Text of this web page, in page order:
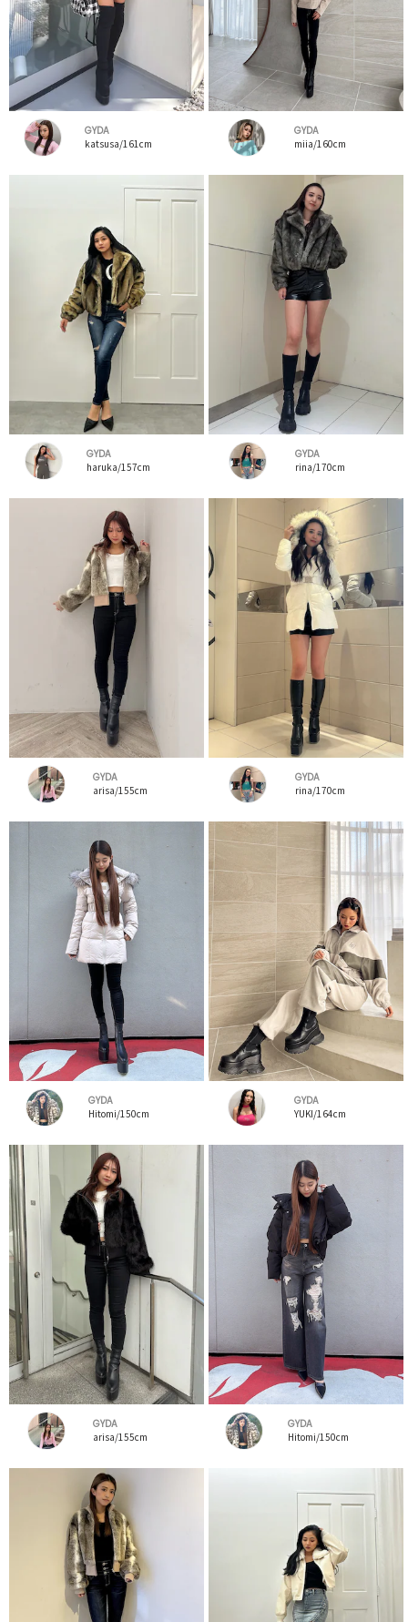
GYDA
katsusa/161cm
GYDA
miia/160cm
GYDA
haruka/157cm
GYDA
rina/170cm
GYDA
arisa/155cm
GYDA
rina/170cm
GYDA
Hitomi/150cm
GYDA
YUKI/164cm
GYDA
arisa/155cm
GYDA
Hitomi/150cm